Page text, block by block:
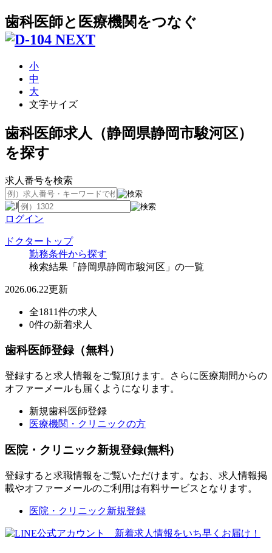
歯科医師と医療機関をつなぐ
小
中
大
文字サイズ
歯科医師求人（静岡県静岡市駿河区）
を探す
求人番号を検索
ログイン
ドクタートップ
勤務条件から探す
検索結果「静岡県静岡市駿河区」の一覧
2026.06.22更新
全1811件の求人
0件の新着求人
歯科医師登録（無料）
登録すると求人情報をご覧頂けます。さらに医療期間からの
オファーメールも届くようになります。
新規歯科医師登録
医療機関・クリニックの方
医院・クリニック新規登録(無料)
登録すると求職情報をご覧いただけます。なお、求人情報掲
載やオファーメールのご利用は有料サービスとなります。
医院・クリニック新規登録